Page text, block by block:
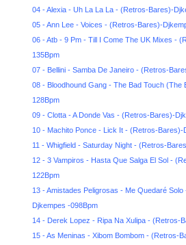
04 - Alexia - Uh La La La - (Retros-Bares)-
05 - Ann Lee - Voices - (Retros-Bares)-
06 - Atb - 9 Pm - Till I Come The UK Mixes -
135Bpm
07 - Bellini - Samba De Janeiro - (Retros-
08 - Bloodhound Gang - The Bad Touch (The
128Bpm
09 - Clotta - A Donde Vas - (Retros-Bares)-
10 - Machito Ponce - Lick It - (Retros-Bares)-
11 - Whigfield - Saturday Night - (Retros-
12 - 3 Vampiros - Hasta Que Salga El Sol -
122Bpm
13 - Amistades Peligrosas - Me Quedaré
Djkempes -098Bpm
14 - Derek Lopez - Ripa Na Xulipa - (Retros-
15 - As Meninas - Xibom Bombom - (Retros-